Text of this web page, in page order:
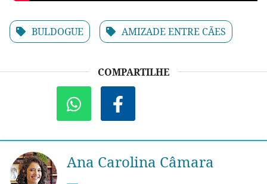
BULDOGUE AMIZADE ENTRE CÃES
COMPARTILHE
Ana Carolina Câmara